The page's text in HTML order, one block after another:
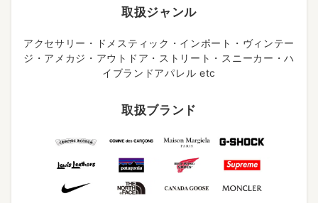
取扱ジャンル
アクセサリー・ドメスティック・インポート・ヴィンテー
ジ・アメカジ・アウトドア・ストリート・スニーカー・ハ
イブランドアパレル etc
取扱ブランド